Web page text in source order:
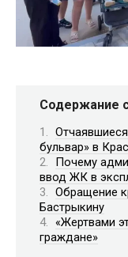
Содержание
бульвар» в
Почему
ввод ЖК в
Обращение
Бастрыкину
«Жертвами
граждане»